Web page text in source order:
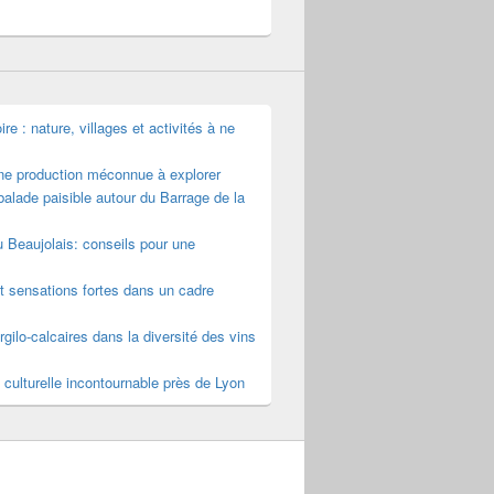
: nature, villages et activités à ne
production méconnue à explorer
paisible autour du Barrage de la
conseils pour une
sensations fortes dans un cadre
calcaires dans la diversité des vins
incontournable près de Lyon